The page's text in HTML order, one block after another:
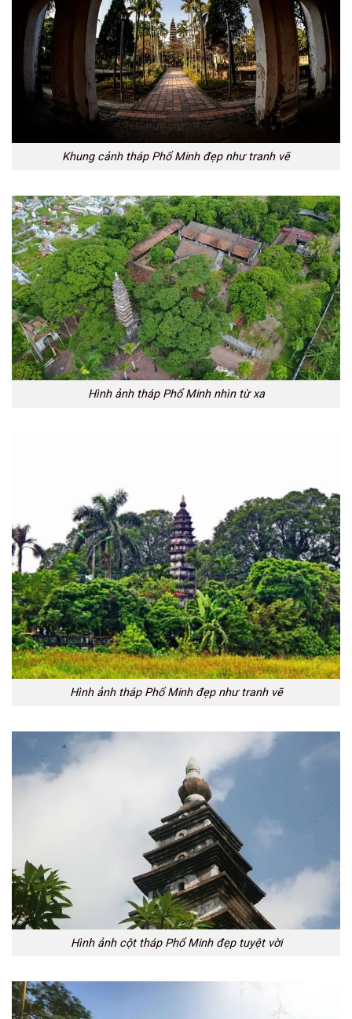
Khung cảnh tháp Phổ Minh đẹp như tranh vẽ
Hình ảnh tháp Phổ Minh nhìn từ xa
Hình ảnh tháp Phổ Minh đẹp như tranh vẽ
Hình ảnh cột tháp Phổ Minh đẹp tuyệt vời